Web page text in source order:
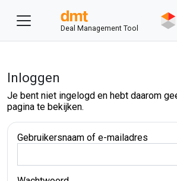
Deal Management Tool
Inloggen
Je bent niet ingelogd en hebt daarom
pagina te bekijken.
Gebruikersnaam of e-mailadres